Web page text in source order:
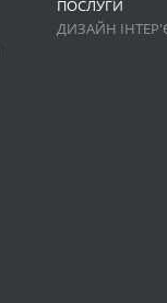
ПОСЛУГИ
ДИЗАЙН